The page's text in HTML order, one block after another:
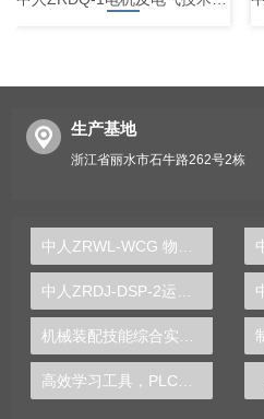
生产基地
浙江省丽水市石牛路262号2栋